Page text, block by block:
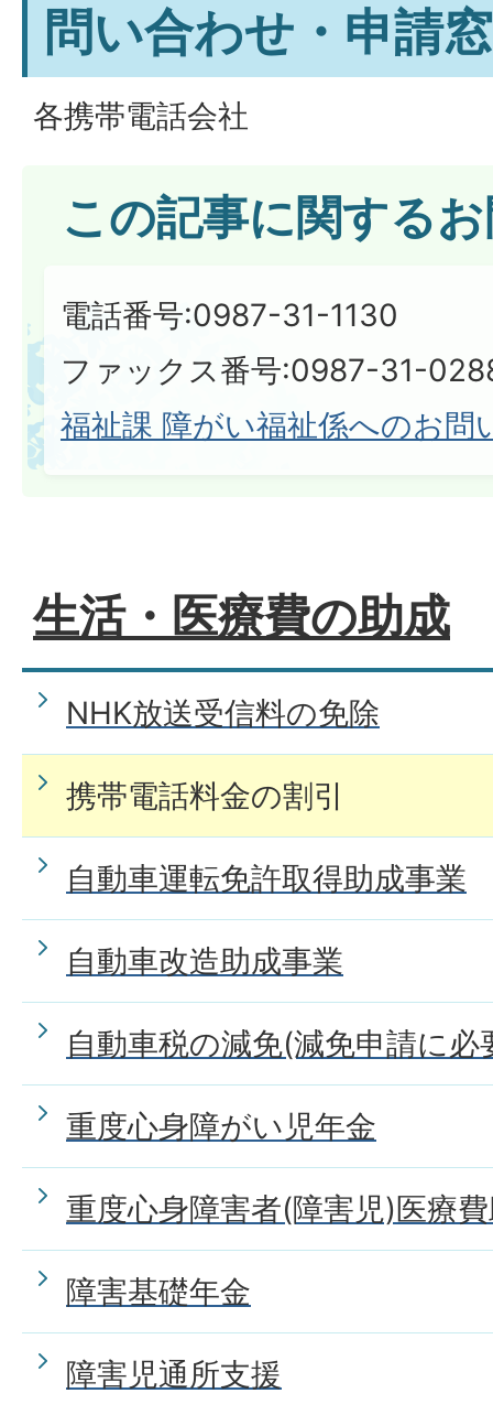
問い合わせ・申請
各携帯電話会社
この記事に関する
電話番号:0987-31-1130
ファックス番号:0987-31-
福祉課 障がい福祉係へのお問
生活・医療費の助成
NHK放送受信料の免除
携帯電話料金の割引
自動車運転免許取得助成事業
自動車改造助成事業
自動車税の減免(減免申請に
重度心身障がい児年金
重度心身障害者(障害児)医療
障害基礎年金
障害児通所支援